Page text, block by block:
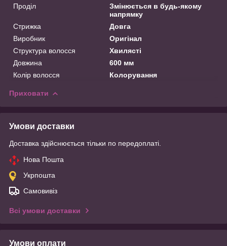
Проділ
Змінюється в будь-якому
напрямку
Стрижка
Довга
Виробник
Оригінал
Структура волосся
Хвилясті
Довжина
600 мм
Колір волосся
Колорування
Приховати
Умови доставки
Доставка здійснюється тільки по передоплаті.
Нова Пошта
Укрпошта
Самовивіз
Всі умови доставки
Умови оплати